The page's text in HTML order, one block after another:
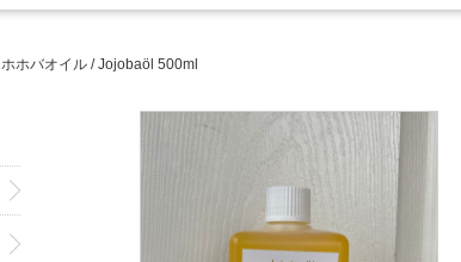
ホホバオイル / Jojobaöl 500ml